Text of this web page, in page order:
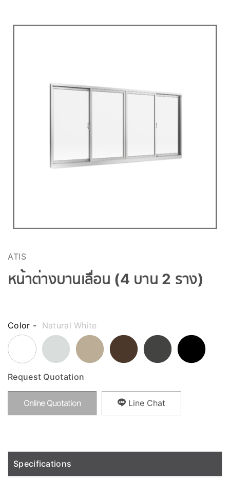
ATIS
หน้าต่างบานเลื่อน (4 บาน 2 ราง)
Color - Natural White
Request Quotation
Online Quotation Line Chat
Detail
Specifications